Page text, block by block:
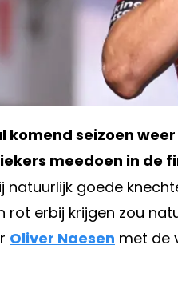
komend seizoen
meedoen in de
natuurlijk goede
rot erbij krijgen zou
Oliver Naesen met de